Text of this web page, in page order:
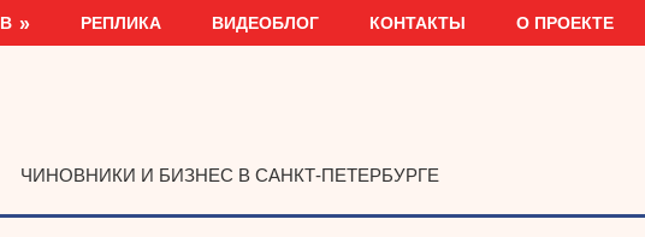
РЕПЛИКА ВИДЕОБЛОГ КОНТАКТЫ О ПРОЕКТЕ
ЧИНОВНИКИ И БИЗНЕС В САНКТ-ПЕТЕРБУРГЕ